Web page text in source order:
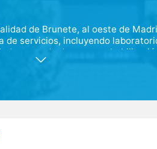
de Brunete, al oeste de
de servicios, incluyendo
avanzada de neurorrehabilitación.
la vanguardia de la sanidad.